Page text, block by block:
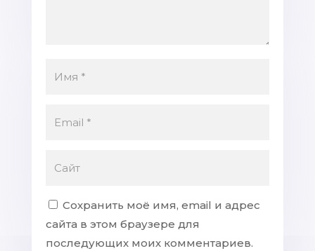
Сохранить моё имя, email и адрес
сайта в этом браузере для
последующих моих комментариев.